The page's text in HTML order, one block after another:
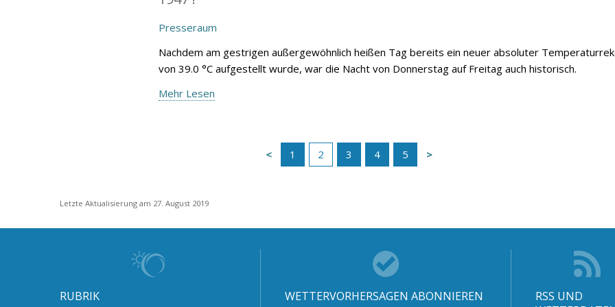
Presseraum
Nachdem am gestrigen außergewöhnlich heißen Tag bereits ein neuer absoluter
von 39.0 °C aufgestellt wurde, war die Nacht von Donnerstag auf Freitag auch historisch.
Mehr Lesen
1 2 3 4 5
Letzte Aktualisierung am 27. August 2019
RUBRIK WETTERVORHERSAGEN ABONNIEREN
RSS UND